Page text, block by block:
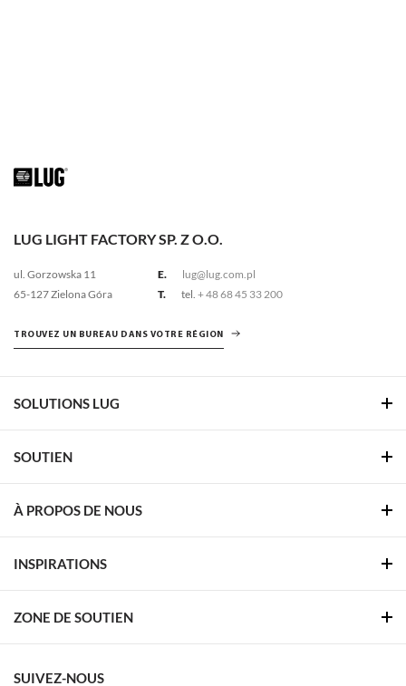
LUG LIGHT FACTORY SP. Z O.O.
ul. Gorzowska 11
65-127 Zielona Góra
E.
lug@lug.com.pl
T.
tel. + 48 68 45 33 200
TROUVEZ UN BUREAU DANS VOTRE RÉGION
SOLUTIONS LUG
SOUTIEN
À PROPOS DE NOUS
INSPIRATIONS
ZONE DE SOUTIEN
SUIVEZ-NOUS